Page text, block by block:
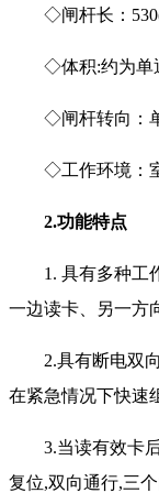
◇闸杆长：
◇体积:约为单通
◇闸杆转向：单
◇工作环境：室
2.功能特点
1. 具有多种工作
一边读卡、另一方
2.具有断电双向
在紧急情况下快速
3.当读有效卡后
复位,双向通行,三